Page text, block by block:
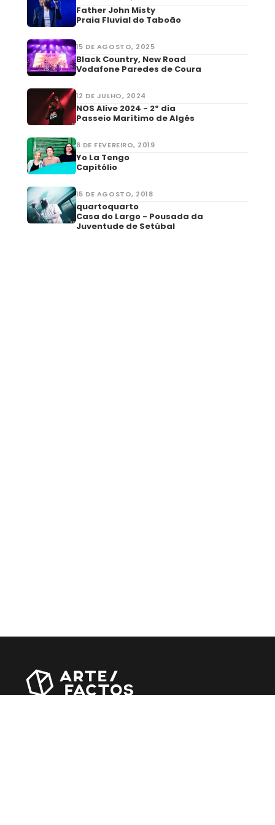
Father John Misty
Praia Fluvial do Taboão
15 DE AGOSTO, 2025
Black Country, New Road
Vodafone Paredes de Coura
12 DE JULHO, 2024
NOS Alive 2024 - 2º dia
Passeio Marítimo de Algés
6 DE FEVEREIRO, 2019
Yo La Tengo
Capitólio
15 DE AGOSTO, 2018
quartoquarto
Casa do Largo - Pousada da
Juventude de Setúbal